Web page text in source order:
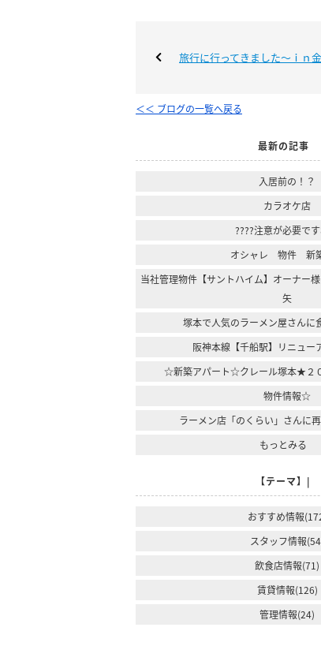
旅行に行ってきました～ｉｎ
＜＜ ブログの一覧へ戻る
最新の記事
入居前の！？
カラオケ店
????注意が必要です
オシャレ 物件
当社管理物件【サントハイム】オーナー
矢
塚本で人気のラーメン屋さんに
阪神本線【千船駅】リニュー
☆新築アパート☆クレール塚本★２
物件情報☆
ラーメン店「のくらい」さんに
もっとみる
【テーマ】|
おすすめ情報
スタッフ情報
飲食店情報(71)
賃貸情報(126)
管理情報(24)